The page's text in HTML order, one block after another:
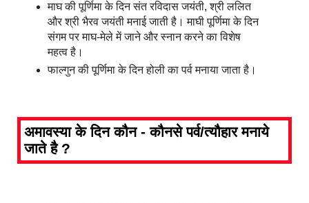
माघ की पूर्णिमा के दिन संत रविदास जयंती, श्री ललित
और श्री भैरव जयंती मनाई जाती है। माघी पूर्णिमा के दिन
संगम पर माघ-मेले में जाने और स्नान करने का विशेष
महत्व है।
फाल्गुन की पूर्णिमा के दिन होली का पर्व मनाया जाता है।
अमावस्या के दिन कौन - कौनसे पर्व/त्यौहार मनाये
जाते है ?